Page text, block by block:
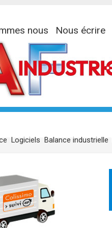
nous Nous écrire
Logiciels Balance industrielle